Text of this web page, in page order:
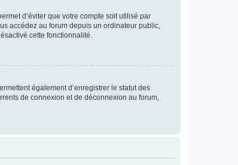
d’éviter que votre compte soit utilisé par
accédez au forum depuis un ordinateur public,
cette fonctionnalité.
également d’enregistrer le statut des
de connexion et de déconnexion au forum,